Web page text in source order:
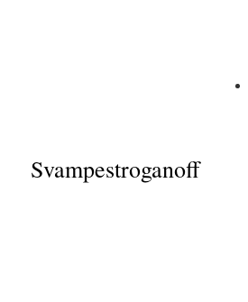
Svampestroganoff